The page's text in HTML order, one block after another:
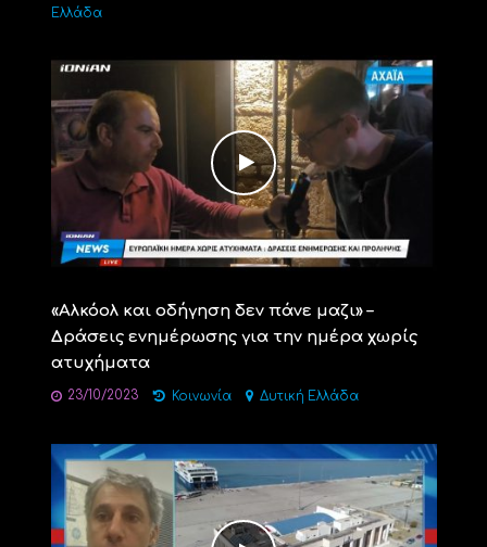
Ελλάδα
«Aλκόολ και οδήγηση δεν πάνε μαζι» –
Δράσεις ενημέρωσης για την ημέρα χωρίς
ατυχήματα
23/10/2023 Κοινωνία Δυτική Ελλάδα